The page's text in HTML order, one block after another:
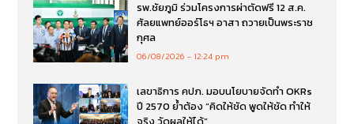
รพ.ชัยภูมิ ร่วมโครงการผ่าตัดฟรี 12 ส.ค.
ศัลยแพทย์ออร์โธฯ อาสา ถวายเป็นพระราช
กุศล
06/08/2026 12:24 pm
เลขาธิการ คปภ. มอบนโยบายจัดทำ OKRs
ปี 2570 ย้ำต้อง “คิดให้ชัด พูดให้ชัด ทำให้